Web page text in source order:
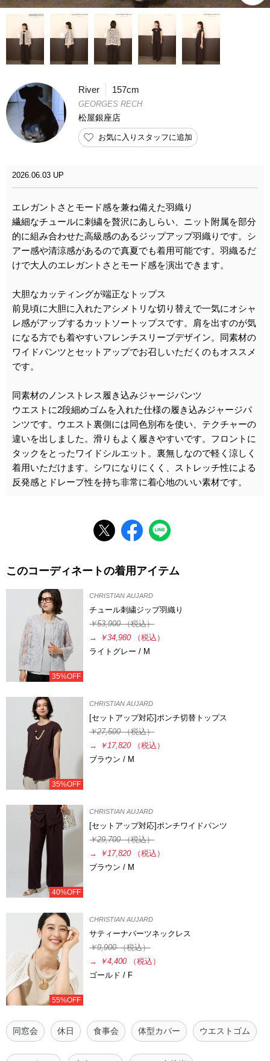
River 157cm
GEORGES RECH
松屋銀座店
お気に入りスタッフに追加
2026.06.03 UP
エレガントさとモード感を兼ね備えた羽織り
繊細なチュールに刺繍を贅沢にあしらい、ニット附属を部分
的に組み合わせた高級感のあるジップアップ羽織りです。シ
アー感や清涼感があるので真夏でも着用可能です。羽織るだ
けで大人のエレガントさとモード感を演出できます。
大胆なカッティングが端正なトップス
前見頃に大胆に入れたアシメトリな切り替えで一気にオシャ
レ感がアップするカットソートップスです。肩を出すのが気
になる方でも着やすいフレンチスリーブデザイン。同素材の
ワイドパンツとセットアップでお召しいただくのもオススメ
です。
同素材のノンストレス履き込みジャージパンツ
ウエストに2段細めゴムを入れた仕様の履き込みジャージパ
ンツです。ウエスト裏側には同色別布を使い、テクチャーの
違いを出しました。滑りもよく履きやすいです。フロントに
タックをとったワイドシルエット。裏無しなので軽く涼しく
着用いただけます。シワになりにくく、ストレッチ性による
反発感とドレープ性を持ち非常に着心地のいい素材です。
このコーディネートの着用アイテム
35%OFF
CHRISTIAN AUJARD
チュール刺繍ジップ羽織り
￥53,900（税込）
→
￥34,980
（税込）
ライトグレー / M
35%OFF
CHRISTIAN AUJARD
[セットアップ対応]ポンチ切替トップス
￥27,500（税込）
→
￥17,820
（税込）
ブラウン / M
40%OFF
CHRISTIAN AUJARD
[セットアップ対応]ポンチワイドパンツ
￥29,700（税込）
→
￥17,820
（税込）
ブラウン / M
55%OFF
CHRISTIAN AUJARD
サティーナパーツネックレス
￥9,900（税込）
→
￥4,400
（税込）
ゴールド / F
同窓会 休日 食事会 体型カバー ウエストゴム